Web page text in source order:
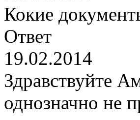
Кокие
Ответ
19.02.2014
Здравствуйте
однозначно не